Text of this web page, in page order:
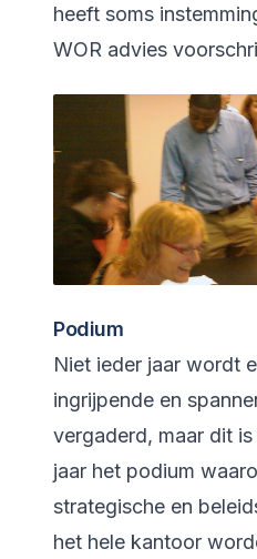
heeft soms
WOR advies
Podium
Niet ieder jaar wordt
ingrijpende en
vergaderd, maar dit
jaar het podium
strategische en
het hele kantoor